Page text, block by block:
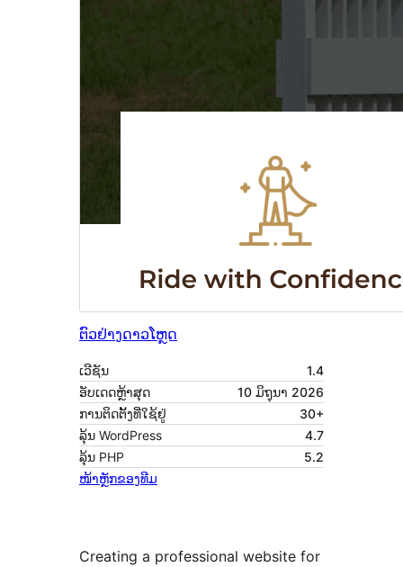
ຕົວຢ່າງດາວໂຫຼດ
ເວີຊັນ
1.4
ອັບເດດຫຼ້າສຸດ
10 ມິຖຸນາ 2026
ການຕິດຕັ້ງທີ່ໃຊ້ຢູ່
30+
ລຸ້ນ WordPress
4.7
ລຸ້ນ PHP
5.2
ໜ້າຫຼັກຂອງທີມ
Creating a professional website for